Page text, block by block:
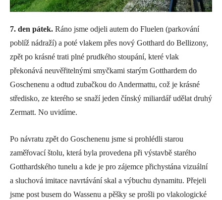
7. den pátek. Ráno jsme odjeli autem do Fluelen (parkování
poblíž nádraží) a poté vlakem přes nový Gotthard do Bellizony,
zpět po krásné trati plné prudkého stoupání, které vlak
překonává neuvěřitelnými smyčkami starým Gotthardem do
Goschenenu a odtud zubačkou do Andermattu, což je krásné
středisko, ze kterého se snaží jeden čínský miliardář udělat druhý
Zermatt. No uvidíme.
Po návratu zpět do Goschenenu jsme si prohlédli starou
zaměřovací štolu, která byla provedena při výstavbě starého
Gotthardského tunelu a kde je pro zájemce přichystána vizuální
a sluchová imitace navrtávání skal a výbuchu dynamitu. Přejeli
jsme post busem do Wassenu a pěšky se prošli po vlakologické